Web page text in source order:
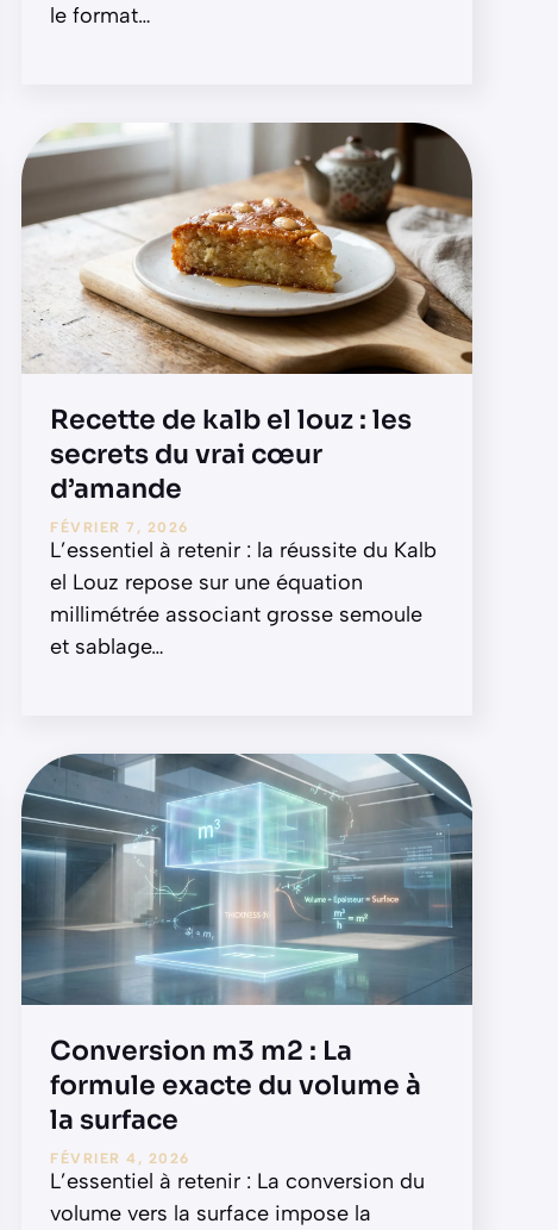
le format…
Recette de kalb el louz : les
secrets du vrai cœur
d’amande
FÉVRIER 7, 2026
L’essentiel à retenir : la réussite du Kalb
el Louz repose sur une équation
millimétrée associant grosse semoule
et sablage…
Conversion m3 m2 : La
formule exacte du volume à
la surface
FÉVRIER 4, 2026
L’essentiel à retenir : La conversion du
volume vers la surface impose la